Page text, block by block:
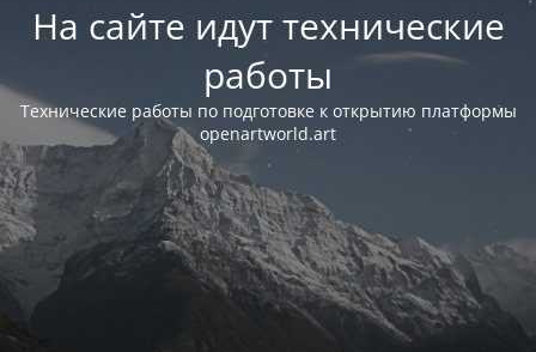
На сайте идут технические
работы
Технические работы по подготовке к открытию платформы
openartworld.art